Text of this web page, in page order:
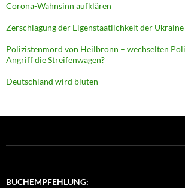
Corona-Wahnsinn aufklären
Zerschlagung der Eigenstaatlichkeit der Ukraine
Polizistenmord von Heilbronn – wechselten
Angriff die Streifenwagen?
Deutschland wird bluten
BUCHEMPFEHLUNG: